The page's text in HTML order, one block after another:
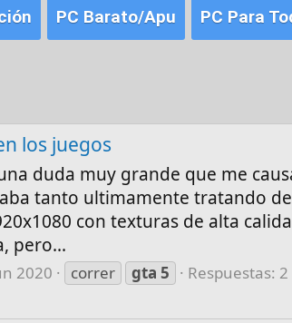
PC Barato/Apu PC Para
los juegos
duda muy grande que me
tanto ultimamente tratando
con texturas de alta
pero...
2020 correr gta 5 Respuestas: 2